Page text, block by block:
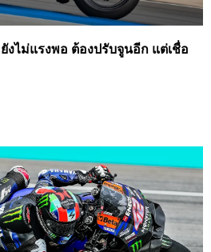
งไม่แรงพอ ต้องปรับจูนอีก แต่เชื่อ